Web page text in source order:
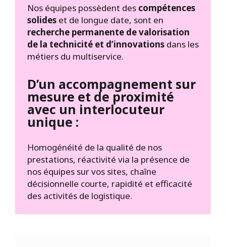
Nos équipes possèdent des compétences
solides et de longue date, sont en
recherche permanente de valorisation
de la technicité et d’innovations dans les
métiers du multiservice.
D’un accompagnement sur
mesure et de proximité
avec un interlocuteur
unique :
Homogénéité de la qualité de nos
prestations, réactivité via la présence de
nos équipes sur vos sites, chaîne
décisionnelle courte, rapidité et efficacité
des activités de logistique.